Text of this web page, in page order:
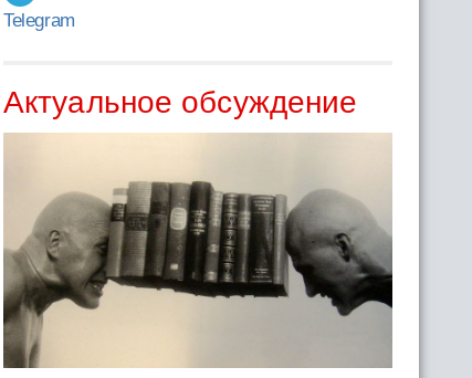
Telegram
Актуальное обсуждение